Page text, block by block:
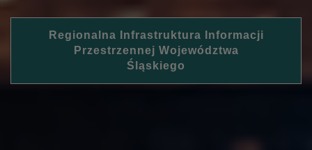
Regionalna Infrastruktura Informacji
Przestrzennej Województwa
Śląskiego